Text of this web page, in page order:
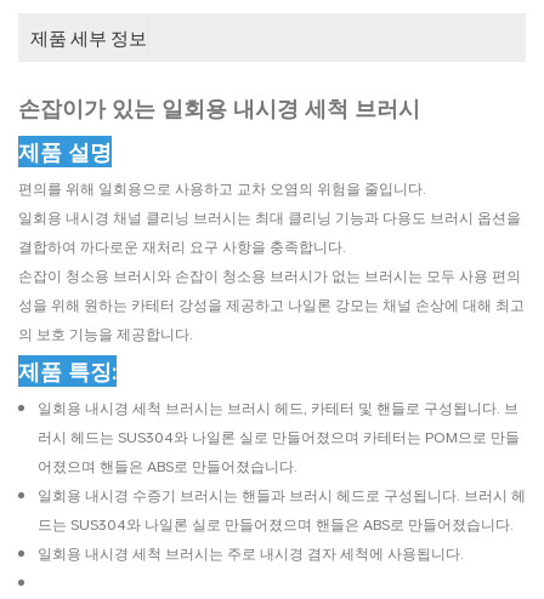
제품 세부 정보
손잡이가 있는 일회용 내시경 세척 브러시
제품 설명
편의를 위해 일회용으로 사용하고 교차 오염의 위험을 줄입니다.
일회용 내시경 채널 클리닝 브러시는 최대 클리닝 기능과 다용도 브러시 옵션을
결합하여 까다로운 재처리 요구 사항을 충족합니다.
손잡이 청소용 브러시와 손잡이 청소용 브러시가 없는 브러시는 모두 사용 편의
성을 위해 원하는 카테터 강성을 제공하고 나일론 강모는 채널 손상에 대해 최고
의 보호 기능을 제공합니다.
제품 특징:
일회용 내시경 세척 브러시는 브러시 헤드, 카테터 및 핸들로 구성됩니다. 브
러시 헤드는 SUS304와 나일론 실로 만들어졌으며 카테터는 POM으로 만들
어졌으며 핸들은 ABS로 만들어졌습니다.
일회용 내시경 수증기 브러시는 핸들과 브러시 헤드로 구성됩니다. 브러시 헤
드는 SUS304와 나일론 실로 만들어졌으며 핸들은 ABS로 만들어졌습니다.
일회용 내시경 세척 브러시는 주로 내시경 겸자 세척에 사용됩니다.